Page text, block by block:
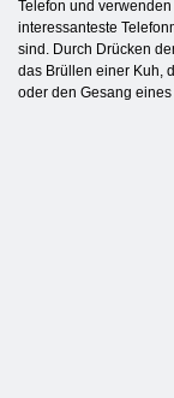
Telefon und
interessanteste
sind. Durch Drücken
das Brüllen einer Kuh,
oder den Gesang eines